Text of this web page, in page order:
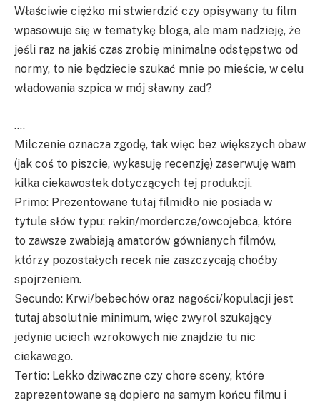
Właściwie ciężko mi stwierdzić czy opisywany tu film
wpasowuje się w tematykę bloga, ale mam nadzieję, że
jeśli raz na jakiś czas zrobię minimalne odstępstwo od
normy, to nie będziecie szukać mnie po mieście, w celu
władowania szpica w mój sławny zad?
….
Milczenie oznacza zgodę, tak więc bez większych obaw
(jak coś to piszcie, wykasuję recenzję) zaserwuję wam
kilka ciekawostek dotyczących tej produkcji.
Primo: Prezentowane tutaj filmidło nie posiada w
tytule słów typu: rekin/mordercze/owcojebca, które
to zawsze zwabiają amatorów gównianych filmów,
którzy pozostałych recek nie zaszczycają choćby
spojrzeniem.
Secundo: Krwi/bebechów oraz nagości/kopulacji jest
tutaj absolutnie minimum, więc zwyrol szukający
jedynie uciech wzrokowych nie znajdzie tu nic
ciekawego.
Tertio: Lekko dziwaczne czy chore sceny, które
zaprezentowane są dopiero na samym końcu filmu i